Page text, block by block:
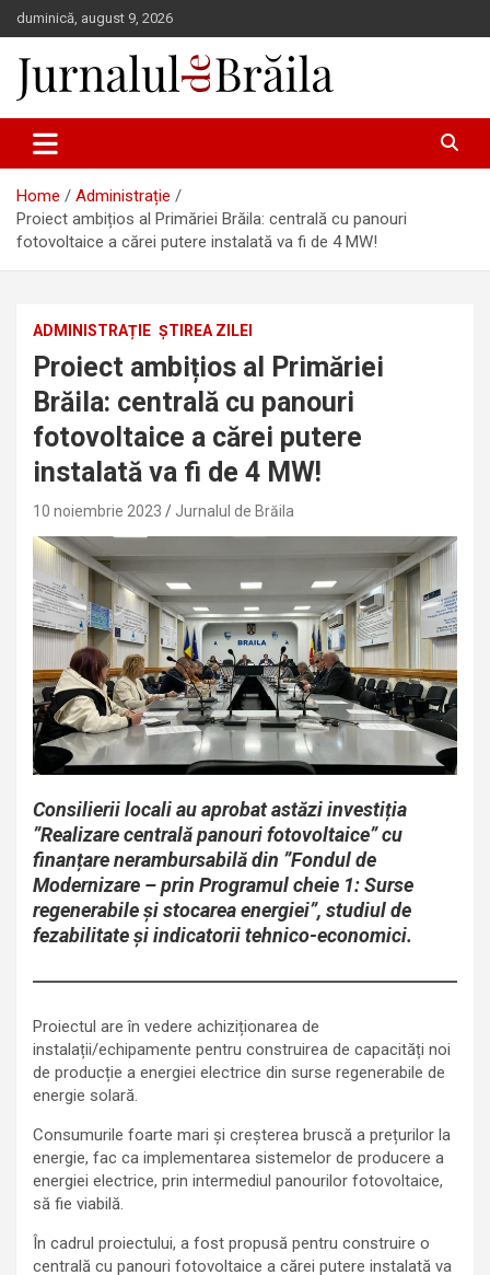
Skip
to
content
duminică, august 9, 2026
Jurnalul de Brăila
Home
Administrație
Proiect ambițios al Primăriei Brăila: centrală cu panouri
fotovoltaice a cărei putere instalată va fi de 4 MW!
ADMINISTRAȚIE ȘTIREA ZILEI
Proiect ambițios al Primăriei
Brăila: centrală cu panouri
fotovoltaice a cărei putere
instalată va fi de 4 MW!
10 noiembrie 2023 Jurnalul de Brăila
Consilierii locali au aprobat astăzi investiția
”Realizare centrală panouri fotovoltaice” cu
finanțare nerambursabilă din ”Fondul de
Modernizare – prin Programul cheie 1: Surse
regenerabile și stocarea energiei”, studiul de
fezabilitate și indicatorii tehnico-economici.
Proiectul are în vedere achiziționarea de
instalații/echipamente pentru construirea de capacități noi
de producție a energiei electrice din surse regenerabile de
energie solară.
Consumurile foarte mari și creșterea bruscă a prețurilor la
energie, fac ca implementarea sistemelor de producere a
energiei electrice, prin intermediul panourilor fotovoltaice,
să fie viabilă.
În cadrul proiectului, a fost propusă pentru construire o
centrală cu panouri fotovoltaice a cărei putere instalată va